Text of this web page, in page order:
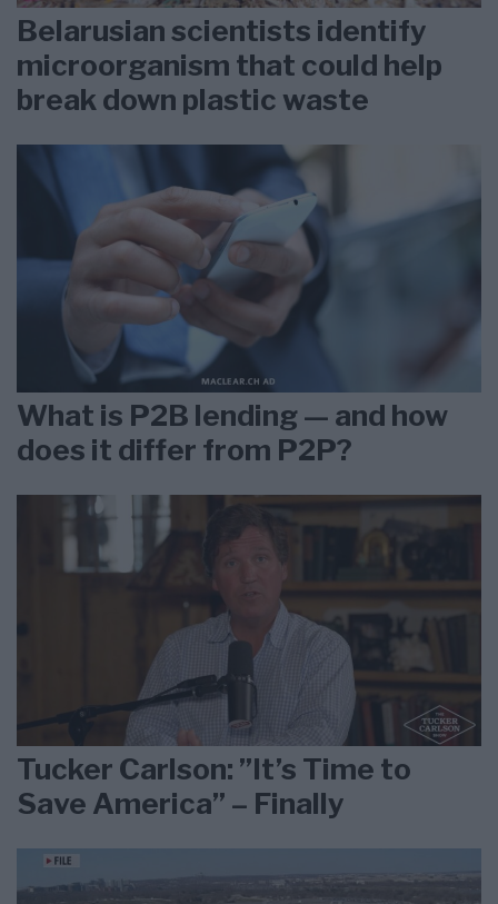
Belarusian scientists identify
microorganism that could help
break down plastic waste
What is P2B lending — and how
does it differ from P2P?
Tucker Carlson: ”It’s Time to
Save America” – Finally